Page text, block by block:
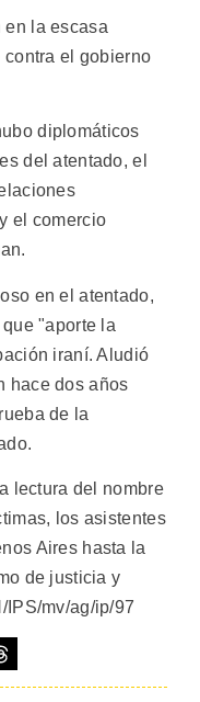
en la escasa
el gobierno
diplomáticos
del atentado, el
el comercio
en el atentado,
"aporte la
iraní. Aludió
hace dos años
de la
lectura del nombre
los asistentes
Aires hasta la
de justicia y
IPS/mv/ag/ip/97